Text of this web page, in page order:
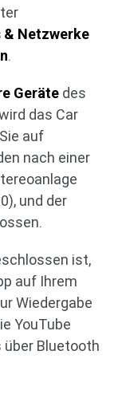
& Netzwerke
.
Geräte des
das Car
auf
nach einer
und der
ist,
auf Ihrem
Wiedergabe
YouTube
über Bluetooth